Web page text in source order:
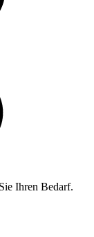
Ihren Bedarf.